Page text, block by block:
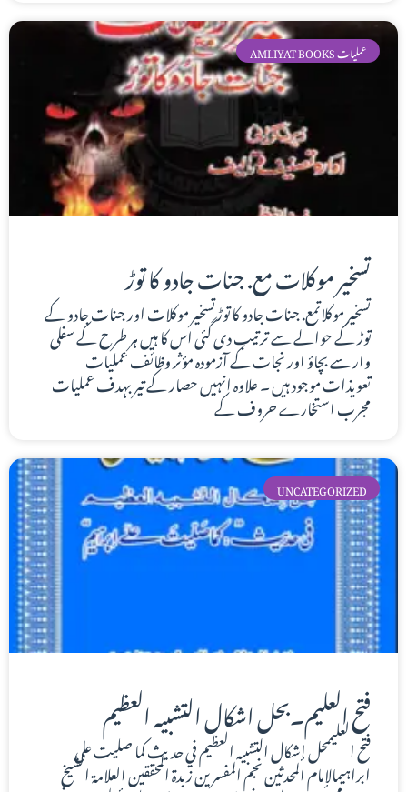
AMLIYAT BOOKS عملیات
تسخیر موکلات مع. جنات جادو کا توڑ
تسخیر موکلاتمع. جنات جادو کا توڑتسخیر موکلات اور جنات جادو کے
توڑ کے حوالے سے ترتیب دی گئی اس کا ہیں ہر طرح کے سفلی
وار سے بچاؤ اور نجات کے آزمودہ مؤثر وظائف عملیات
تعویذات موجود ہیں ۔ علاوہ انہیں حصار کے تیر بہدف عملیات
مجرب استخارے حروف کے
UNCATEGORIZED
فتح العلیم۔بحل اشکال التشبیہ العظیم
فتح العليممحل إشكال التشبيه العظيم في حديث كما صليت على
ابراہیمالإمام المحدثين نجم المفسرين زبدة المحققين العلامة الشيخ